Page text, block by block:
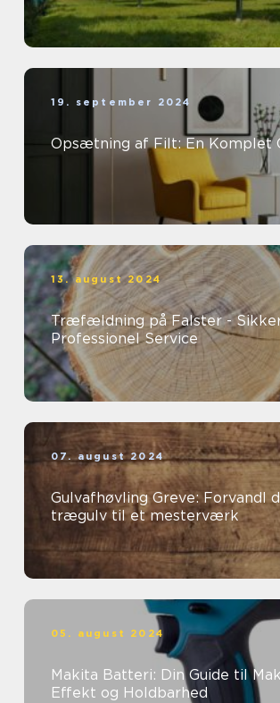
19. september 2024
Opsætning af Filt: En Komplet
13. august 2024
Træfældning på Falster -
Professionel Service
07. august 2024
Gulvafhøvling Greve: Forvandl
trægulv til et mesterværk
05. august 2024
Makita Batteri: Din Guide til
Effekt og Holdbarhed